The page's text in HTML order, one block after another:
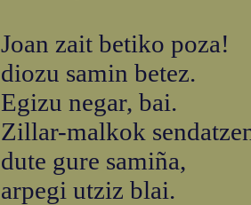
Joan zait betiko poza!
diozu samin betez.
Egizu negar, bai.
Zillar-malkok
dute gure samiña,
arpegi utziz blai.